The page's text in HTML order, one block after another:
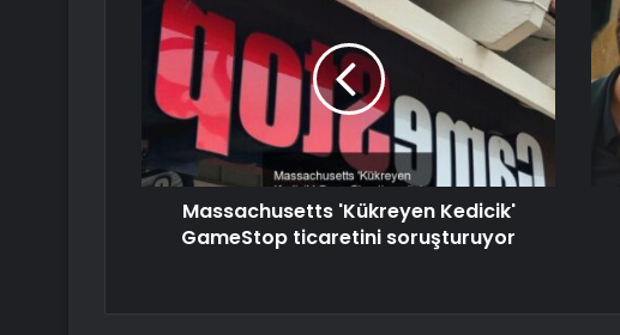
Massachusetts 'Kükreyen Kedicik'
GameStop ticaretini soruşturuyor